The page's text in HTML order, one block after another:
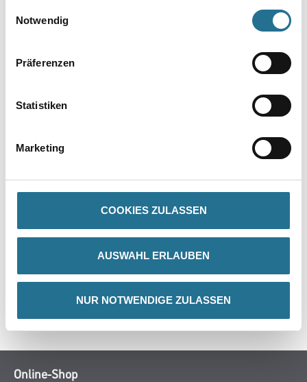
Notwendig
Präferenzen
Statistiken
Marketing
COOKIES ZULASSEN
AUSWAHL ERLAUBEN
NUR NOTWENDIGE ZULASSEN
Verarbeitungstemp./Luftfeuchte
DATENBLÄTTER
Online-Shop